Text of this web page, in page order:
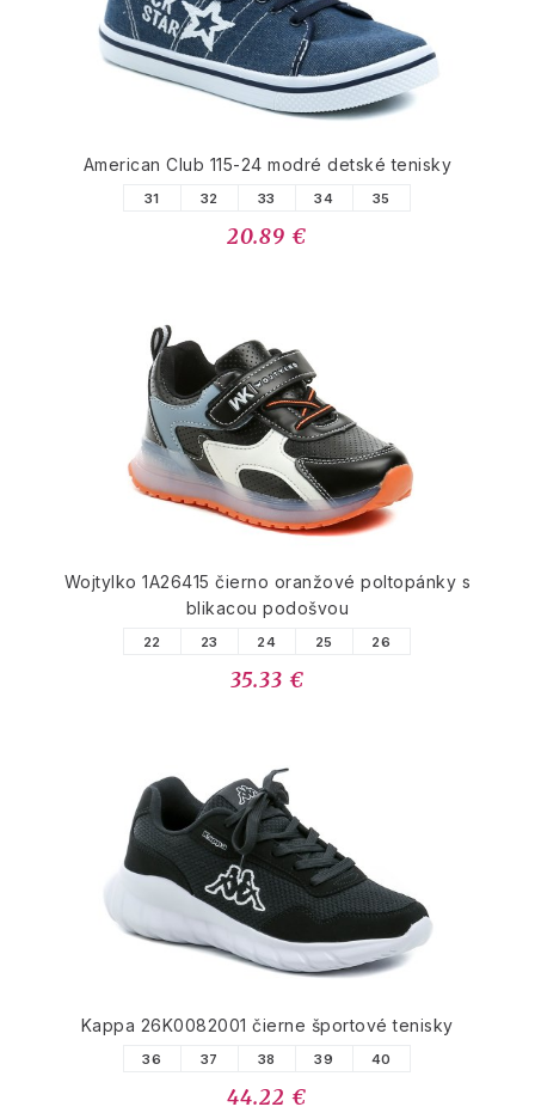
American Club 115-24 modré detské tenisky
31 32 33 34 35
20.89 €
Wojtylko 1A26415 čierno oranžové poltopánky s
blikacou podošvou
22 23 24 25 26
35.33 €
Kappa 26K0082001 čierne športové tenisky
36 37 38 39 40
44.22 €